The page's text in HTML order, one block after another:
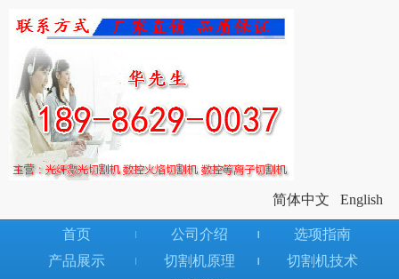
简体中文 English
首页 公司介绍
选项指南
产品展示
切割机原理
切割机技术